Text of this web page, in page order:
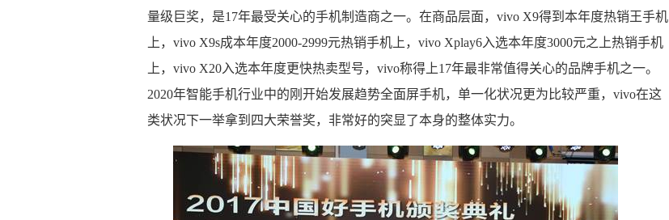
量级巨奖，是17年最受关心的手机制造商之一。在商品层面，vivo X9得到本年度热销王手机
上，vivo X9s成本年度2000-2999元热销手机上，vivo Xplay6入选本年度3000元之上热销手机
上，vivo X20入选本年度更快热卖型号，vivo称得上17年最非常值得关心的品牌手机之一。
2020年智能手机行业中的刚开始发展趋势全面屏手机，单一化状况更为比较严重，vivo在这
类状况下一举拿到四大荣誉奖，非常好的突显了本身的整体实力。